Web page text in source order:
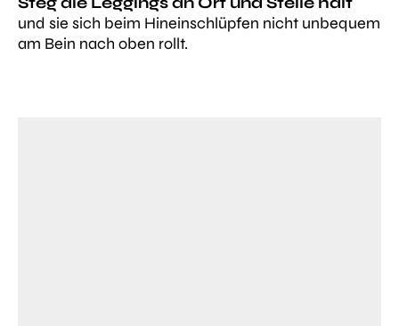
und sie sich beim Hineinschlüpfen nicht unbequem
am Bein nach oben rollt.